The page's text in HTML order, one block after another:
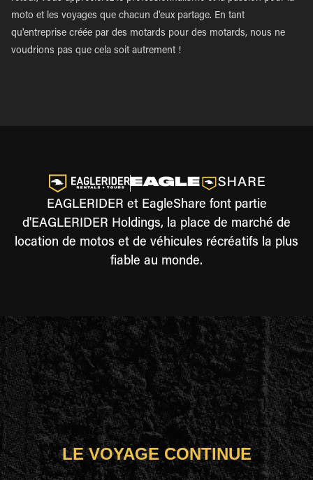
moto et les voyages que chacun d'eux partage. En tant
qu'entreprise créée par des motards pour des motards, nous ne
voudrions pas que cela soit autrement !
EAGLERIDER et EagleShare font partie
d'EAGLERIDER Holdings, la place de marché de
location de motos et de véhicules récréatifs la plus
fiable au monde.
LE VOYAGE CONTINUE